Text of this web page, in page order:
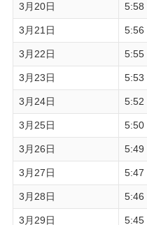
3月20日 5:58
3月21日 5:56
3月22日 5:55
3月23日 5:53
3月24日 5:52
3月25日 5:50
3月26日 5:49
3月27日 5:47
3月28日 5:46
3月29日 5:45